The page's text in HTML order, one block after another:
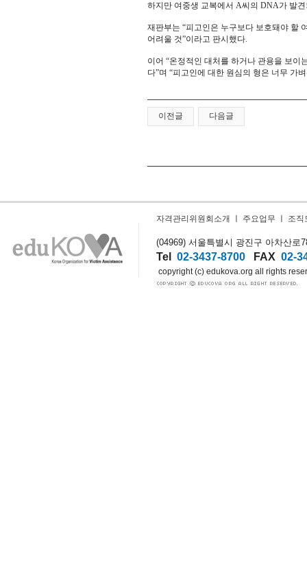
하지만 여중생 교복에서 A씨의 DNA가 발
재판부는 “피고인은 누구보다 보호돼야 할
어려울 것”이라고 판시했다.
이어 “온정적인 대처를 하거나 관용을 보
다”며 “피고인에 대한 원심의 형은 너무 가
이전글 다음글
자격관리위원회소개 주요업무 조직
(04969) 서울특별시 광진구 아차산로
Tel 02-3437-8700 FAX 02-
copyright (c) edukova.org all rights